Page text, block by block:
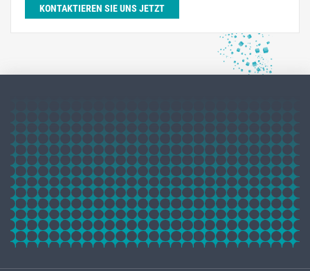
KONTAKTIEREN SIE UNS JETZT